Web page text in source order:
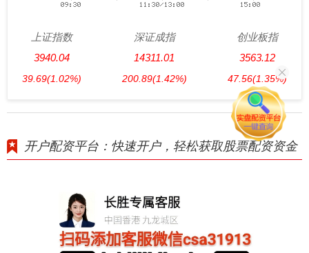
上证指数
3940.04
39.69(1.02%)
深证成指
14311.01
200.89(1.42%)
创业板指
3563.12
47.56(1.35%)
开户配资平台：快速开户，轻松获取股票配资资金